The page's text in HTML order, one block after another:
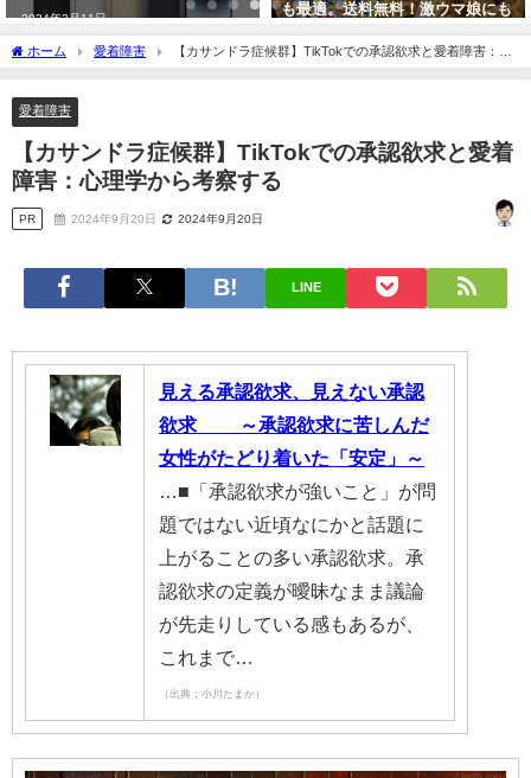
2024年3月11日
も最適。送料無料！激ウマ娘にも
好評
ホーム 愛着障害
【カサンドラ症候群】TikTokでの承認欲求と愛着障害：心
理学から考察する
愛着障害
【カサンドラ症候群】TikTokでの承認欲求と愛着
障害：心理学から考察する
PR 2024年9月20日 2024年9月20日
LINE
見える承認欲求、見えない承認
欲求 ～承認欲求に苦しんだ
女性がたどり着いた「安定」～
…■「承認欲求が強いこと」が問
題ではない近頃なにかと話題に
上がることの多い承認欲求。承
認欲求の定義が曖昧なまま議論
が先走りしている感もあるが、
これまで…
（出典：小川たまか）